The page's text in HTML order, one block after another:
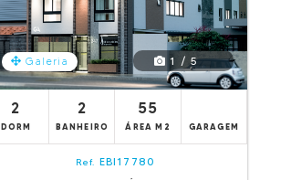
Galeria 1 / 5
2
DORM
2
BANHEIRO
55
ÁREA M2 GARAGEM
Ref. EBI17780